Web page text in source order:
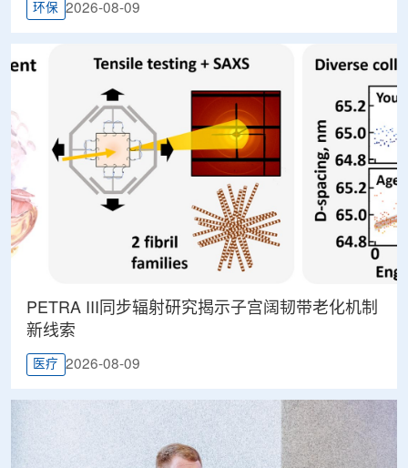
环保 2026-08-09
PETRA III同步辐射研究揭示子宫阔韧带老化机制
新线索
医疗 2026-08-09